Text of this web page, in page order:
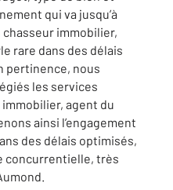
qui va jusqu’à
chasseur immobilier,
rare dans des délais
pertinence, nous
les services
agent du
ainsi l’engagement
des délais optimisés,
concurrentielle, très